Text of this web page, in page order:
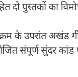
दो पुस्तकों का
के उपरांत अखंड
संपूर्ण सुंदर